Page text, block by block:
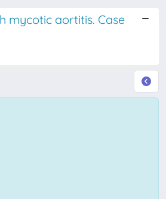
mycotic aortitis. Case